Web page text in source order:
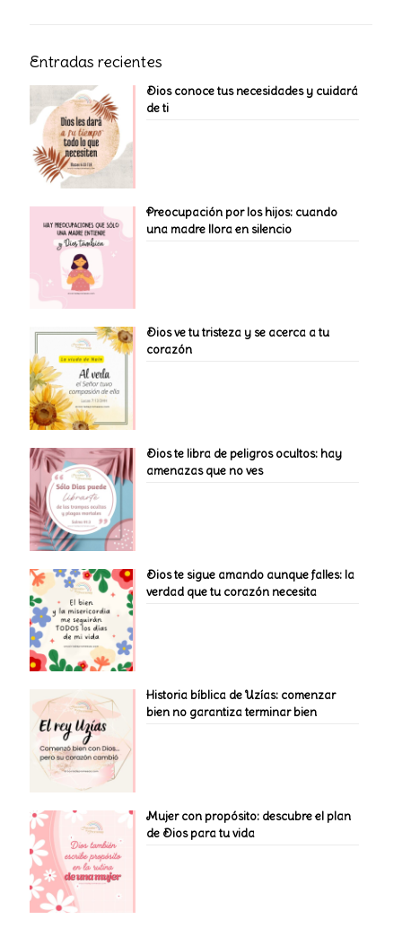
Entradas recientes
Dios conoce tus necesidades y cuidará
de ti
Preocupación por los hijos: cuando
una madre llora en silencio
Dios ve tu tristeza y se acerca a tu
corazón
Dios te libra de peligros ocultos: hay
amenazas que no ves
Dios te sigue amando aunque falles: la
verdad que tu corazón necesita
Historia bíblica de Uzías: comenzar
bien no garantiza terminar bien
Mujer con propósito: descubre el plan
de Dios para tu vida